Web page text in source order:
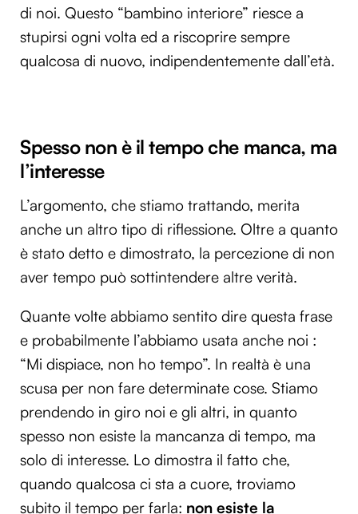
di noi. Questo “bambino interiore” riesce a
stupirsi ogni volta ed a riscoprire sempre
qualcosa di nuovo, indipendentemente dall’età.
Spesso non è il tempo che manca, ma
l’interesse
L’argomento, che stiamo trattando, merita
anche un altro tipo di riflessione. Oltre a quanto
è stato detto e dimostrato, la percezione di non
aver tempo può sottintendere altre verità.
Quante volte abbiamo sentito dire questa frase
e probabilmente l’abbiamo usata anche noi :
“Mi dispiace, non ho tempo”. In realtà è una
scusa per non fare determinate cose. Stiamo
prendendo in giro noi e gli altri, in quanto
spesso non esiste la mancanza di tempo, ma
solo di interesse. Lo dimostra il fatto che,
quando qualcosa ci sta a cuore, troviamo
subito il tempo per farla: non esiste la